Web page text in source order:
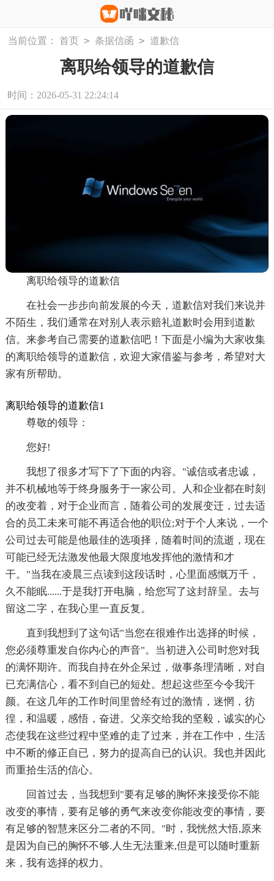
当前位置： 首页 > 条据信函 > 道歉信
离职给领导的道歉信
时间：2026-05-31 22:24:14
离职给领导的道歉信
在社会一步步向前发展的今天，道歉信对我们来说并
不陌生，我们通常在对别人表示赔礼道歉时会用到道歉
信。来参考自己需要的道歉信吧！下面是小编为大家收集
的离职给领导的道歉信，欢迎大家借鉴与参考，希望对大
家有所帮助。
离职给领导的道歉信1
尊敬的领导：
您好!
我想了很多才写下了下面的内容。"诚信或者忠诚，
并不机械地等于终身服务于一家公司。人和企业都在时刻
的改变着，对于企业而言，随着公司的发展变迁，过去适
合的员工未来可能不再适合他的职位;对于个人来说，一个
公司过去可能是他最佳的选项择，随着时间的流逝，现在
可能已经无法激发他最大限度地发挥他的激情和才
干。"当我在凌晨三点读到这段话时，心里面感慨万千，
久不能眠......于是我打开电脑，给您写了这封辞呈。去与
留这二字，在我心里一直反复。
直到我想到了这句话"当您在很难作出选择的时候，
您必须尊重发自你内心的声音"。当初进入公司时您对我
的满怀期许。而我自持在外企呆过，做事条理清晰，对自
已充满信心，看不到自已的短处。想起这些至今令我汗
颜。在这几年的工作时间里曾经有过的激情，迷惘，彷
徨，和温暖，感悟，奋进。父亲交给我的坚毅，诚实的心
态使我在这些过程中坚难的走了过来，并在工作中，生活
中不断的修正自已，努力的提高自已的认识。我也并因此
而重拾生活的信心。
回首过去，当我想到"要有足够的胸怀来接受你不能
改变的事情，要有足够的勇气来改变你能改变的事情，要
有足够的智慧来区分二者的不同。"时，我恍然大悟,原来
是因为自已的胸怀不够.人生无法重来,但是可以随时重新
来，我有选择的权力。